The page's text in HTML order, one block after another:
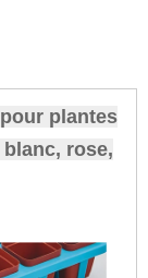
plantes
rose,